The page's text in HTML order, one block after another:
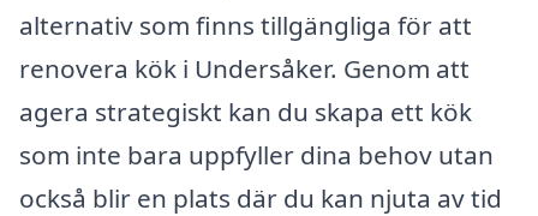
alternativ som finns tillgängliga för att
renovera kök i Undersåker. Genom att
agera strategiskt kan du skapa ett kök
som inte bara uppfyller dina behov utan
också blir en plats där du kan njuta av tid